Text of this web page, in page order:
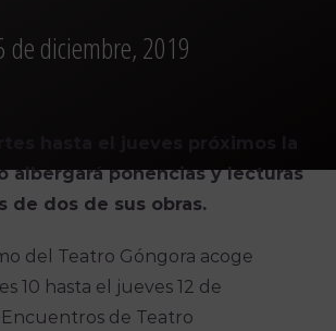
de diciembre, 2019
albergará ponencias y lecturas
de dos de sus obras.
del Teatro Góngora acoge
10 hasta el jueves 12 de
de Teatro